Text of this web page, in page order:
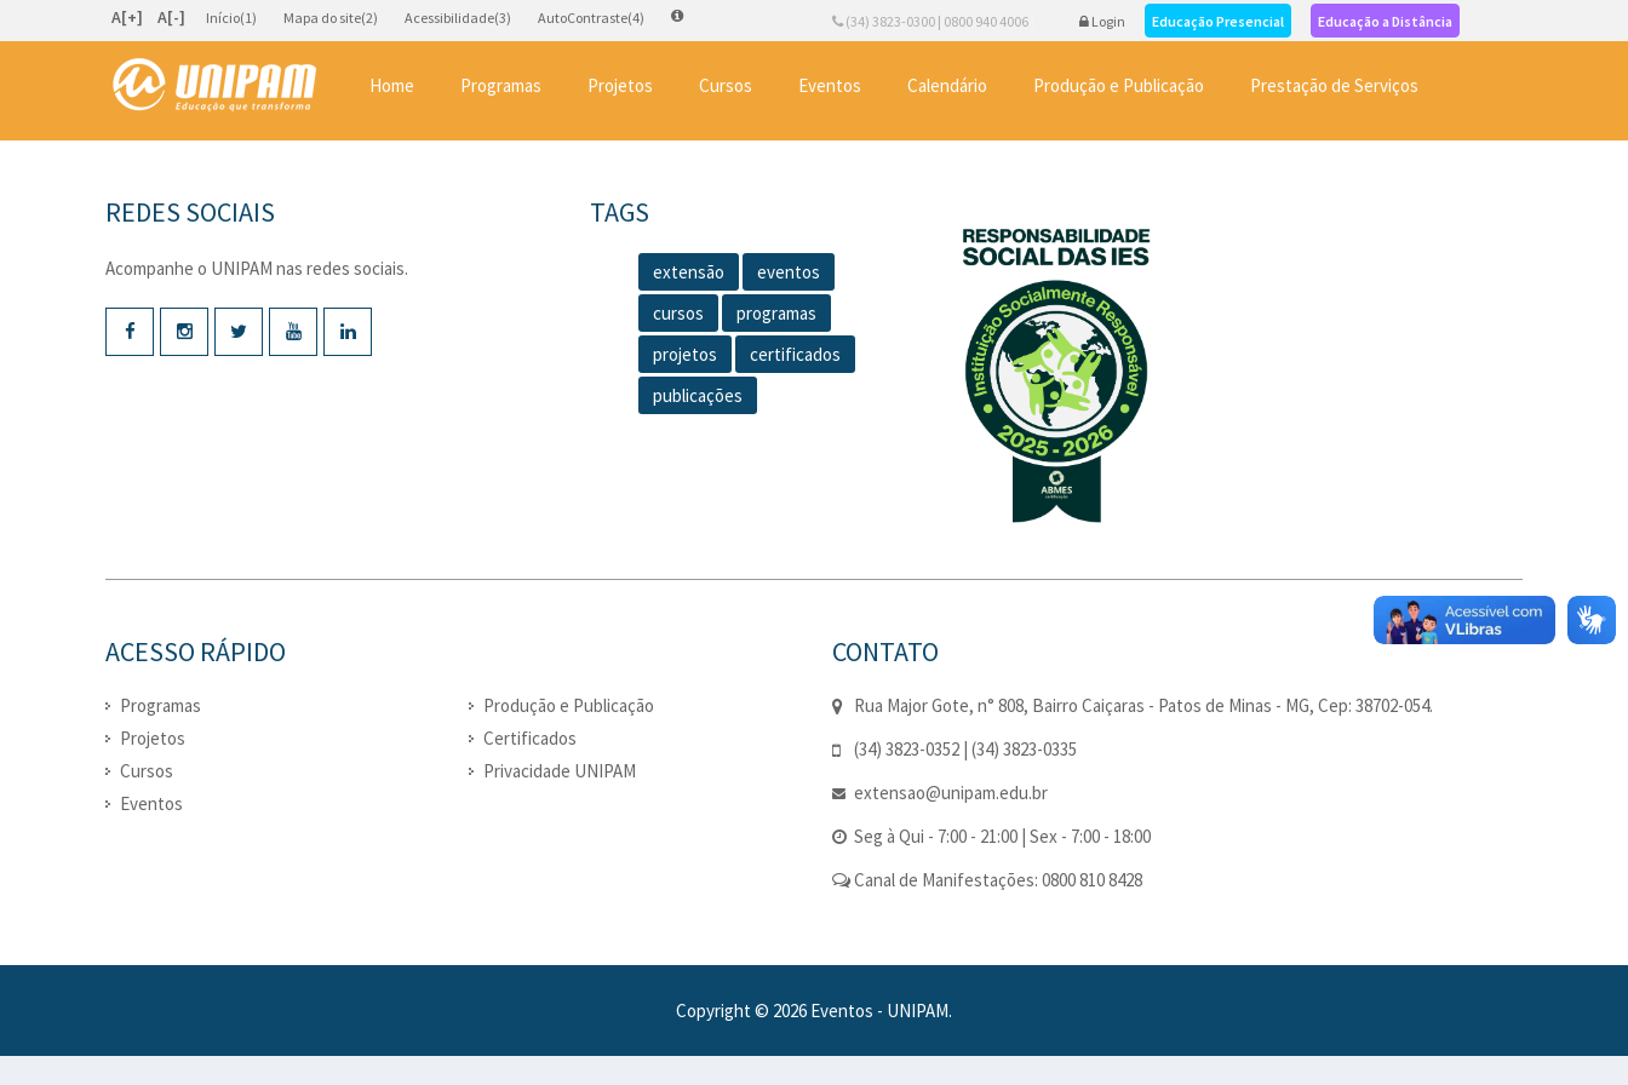
A[+] A[-] Início(1) Mapa do site(2) Acessibilidade(3) AutoContraste(4) (34) 3823-0300 | 0800 940 4006 Login Educação Presencial Educação a Distância
Home Programas Projetos Cursos Eventos Calendário Produção e Publicação Prestação de Serviços
REDES SOCIAIS
Acompanhe o UNIPAM nas redes sociais.
TAGS
extensão
eventos
cursos
programas
projetos
certificados
publicações
ACESSO RÁPIDO
Programas
Projetos
Cursos
Eventos
Produção e Publicação
Certificados
Privacidade UNIPAM
CONTATO
Rua Major Gote, n° 808, Bairro Caiçaras - Patos de Minas - MG, Cep: 38702-054.
(34) 3823-0352 | (34) 3823-0335
extensao@unipam.edu.br
Seg à Qui - 7:00 - 21:00 | Sex - 7:00 - 18:00
Canal de Manifestações: 0800 810 8428
Copyright © 2026 Eventos - UNIPAM.